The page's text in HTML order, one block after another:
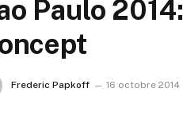
Paulo
Frederic Papkoff 16 octobre 2014